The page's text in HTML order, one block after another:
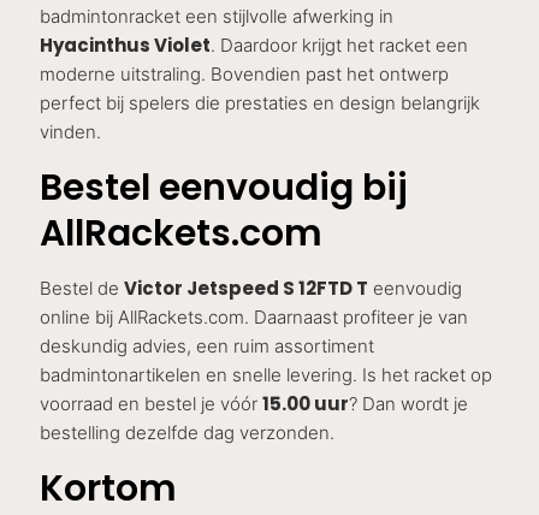
badmintonracket een stijlvolle afwerking in
Hyacinthus Violet. Daardoor krijgt het racket een
moderne uitstraling. Bovendien past het ontwerp
perfect bij spelers die prestaties en design belangrijk
vinden.
Bestel eenvoudig bij
AllRackets.com
Bestel de Victor Jetspeed S 12FTD T eenvoudig
online bij AllRackets.com. Daarnaast profiteer je van
deskundig advies, een ruim assortiment
badmintonartikelen en snelle levering. Is het racket op
voorraad en bestel je vóór 15.00 uur? Dan wordt je
bestelling dezelfde dag verzonden.
Kortom